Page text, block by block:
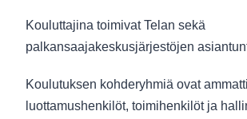
Kouluttajina toimivat Telan sekä
palkansaajakeskusjärjestöjen
Koulutuksen kohderyhmiä ovat
luottamushenkilöt, toimihenkilöt ja